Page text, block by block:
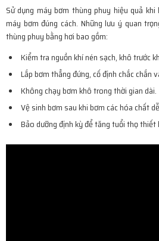
Sử dụng máy bơm thùng phuy hiệu quả
máy bơm đúng cách. Những lưu ý quan
thùng phuy bằng hơi bao gồm:
Kiểm tra nguồn khí nén sạch, khô trước
Lắp bơm thẳng đứng, cố định chắc chắn
Không chạy bơm khô trong thời gian dài.
Vệ sinh bơm sau khi bơm các hóa chất
Bảo dưỡng định kỳ để tăng tuổi thọ thiết